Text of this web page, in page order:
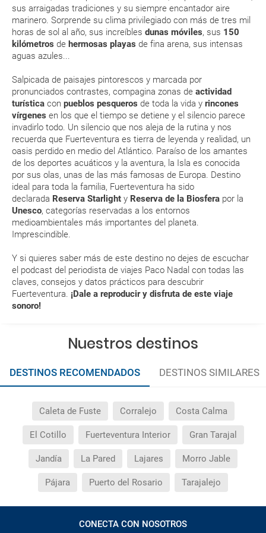
sus arraigadas tradiciones y su siempre encantador aire
marinero. Sorprende su clima privilegiado con más de tres mil
horas de sol al año, sus increíbles dunas móviles, sus 150
kilómetros de hermosas playas de fina arena, sus intensas
aguas azules...
Salpicada de paisajes pintorescos y marcada por
pronunciados contrastes, compagina zonas de actividad
turística con pueblos pesqueros de toda la vida y rincones
vírgenes en los que el tiempo se detiene y el silencio parece
invadirlo todo. Un silencio que nos aleja de la rutina y nos
recuerda que Fuerteventura es tierra de leyenda y realidad, un
oasis perdido en medio del Atlántico. Paraíso de los amantes
de los deportes acuáticos y la aventura, la Isla es conocida
por sus olas, unas de las más famosas de Europa. Destino
ideal para toda la familia, Fuerteventura ha sido
declarada Reserva Starlight y Reserva de la Biosfera por la
Unesco, categorías reservadas a los entornos
medioambientales más importantes del planeta.
Imprescindible.
Y si quieres saber más de este destino no dejes de escuchar
el podcast del periodista de viajes Paco Nadal con todas las
claves, consejos y datos prácticos para descubrir
Fuerteventura. ¡Dale a reproducir y disfruta de este viaje
sonoro!
de mayor intensidad
El bello interior de la isla es ideal para recorrerlo con
calma. Si te aventuras a zonas montañosas, evita ir en
sandalias
bonita y verde. ¡Recórrela en bicicleta!
¡No olvides nunca el bañador! En Fuerteventura, podrás
pegarte un chapuzón en pleno invierno
ENE
20.2 °C
14.2 °C
FEB
20.6 °C
14.4 °C
MAR
21.6 °C
14.8 °C
ABR
22.3 °C
15.3 °C
En caso de tener que enviarte la documentación de un paquete
vacacional (Caribe, circuitos, tours...) te enviaremos la documentación
de tu reserva alrededor de 10 días antes de salida, la cual deberás
imprimir y llevar contigo en el viaje.
Esta documentación te será requerida en el mostrador de la compañía
MODIFICACIÓN ó CANCELACIÓN ¿Puedo anular o
modificar una reserva del viaje? ¿Qué gastos puede
generar una anulación o modificación del viaje?
¿Qué caducidad debe tener mi pasaporte para ir
a...?
¿Con cuánta antelación tengo que estar en el
aeropuerto?
paquete vacacional en la página web?
Al realizar la reserva, uno de los servicios ha
quedado de pendiente de confirmación ¿Cómo
¿Cómo sé si hay plazas disponibles en el viaje que
dirigirme?
¿Incluye algún seguro de viaje mi reserva?
¿Cuáles son las condiciones generales en las
reservas de viajes?
país si viajo a América?
Nuestros destinos
DESTINOS RECOMENDADOS DESTINOS SIMILARES
Caleta de Fuste Corralejo Costa Calma
El Cotillo Fuerteventura Interior Gran Tarajal
Jandía La Pared Lajares Morro Jable
Pájara Puerto del Rosario Tarajalejo
CONECTA CON NOSOTROS